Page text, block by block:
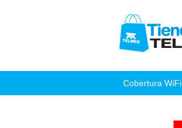
Cobertura WiFi